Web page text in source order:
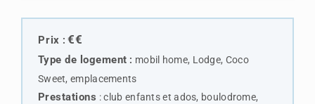
Prix :€€
Type de logement : mobil home, Lodge, Coco
Sweet, emplacements
Prestations :club enfants et ados, boulodrome,